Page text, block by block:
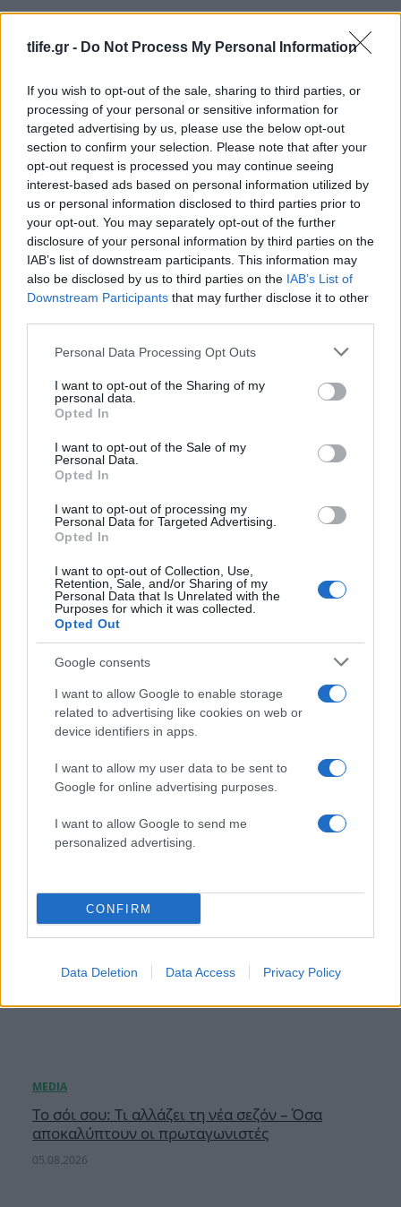
tlife.gr - Do Not Process My Personal Information
If you wish to opt-out of the sale, sharing to third parties, or
processing of your personal or sensitive information for
targeted advertising by us, please use the below opt-out
section to confirm your selection. Please note that after your
opt-out request is processed you may continue seeing
interest-based ads based on personal information utilized by
us or personal information disclosed to third parties prior to
your opt-out. You may separately opt-out of the further
disclosure of your personal information by third parties on the
IAB’s list of downstream participants. This information may
also be disclosed by us to third parties on the IAB’s List of
Downstream Participants that may further disclose it to other
Please note that this website/app uses one or more Google
not limited to your visit or usage behaviour. You may click to
grant or deny consent to Google and its third-party tags to
use your data for below specified purposes in below Google
consent section.
Personal Data Processing Opt Outs
I want to opt-out of the Sharing of my
personal data.
Opted In
I want to opt-out of the Sale of my
Personal Data.
Opted In
I want to opt-out of processing my
Personal Data for Targeted Advertising.
Opted In
I want to opt-out of Collection, Use,
Retention, Sale, and/or Sharing of my
Personal Data that Is Unrelated with the
Purposes for which it was collected.
Opted Out
Google consents
I want to allow Google to enable storage
related to advertising like cookies on web or
device identifiers in apps.
I want to allow my user data to be sent to
Google for online advertising purposes.
I want to allow Google to send me
personalized advertising.
CONFIRM
Data Deletion Data Access Privacy Policy
Τζορτζίνα Ροντρίγκεζ: Απαντά στα επικριτικά
ανάρτηση – «Αγαπώ τις καμπύλες μου»
05.08.2026
Μπράντλεϊ Κούπερ – Τζίτζι Χαντίντ: Η αλήθεια
πίσω από τις βέρες που άναψαν «φωτιές» για
05.08.2026
Το σόι σου: Τι αλλάζει τη νέα σεζόν – Όσα
αποκαλύπτουν οι πρωταγωνιστές
05.08.2026